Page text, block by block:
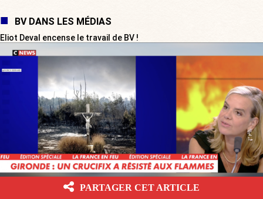
BV DANS LES MÉDIAS
Eliot Deval encense le travail de BV !
PARTAGER CET ARTICLE